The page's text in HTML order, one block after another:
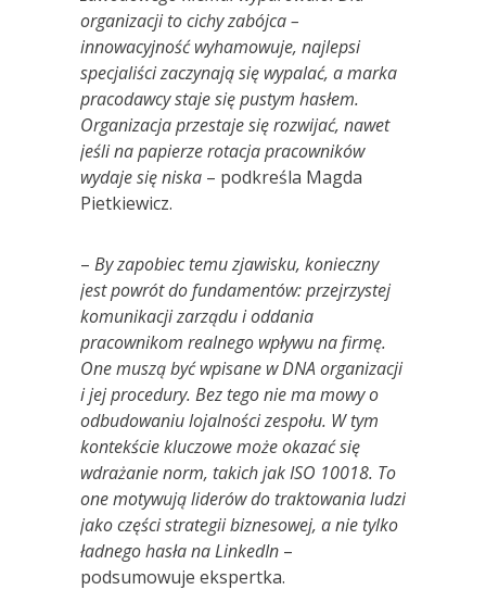
organizacji to cichy zabójca –
innowacyjność wyhamowuje, najlepsi
specjaliści zaczynają się wypalać, a marka
pracodawcy staje się pustym hasłem.
Organizacja przestaje się rozwijać, nawet
jeśli na papierze rotacja pracowników
wydaje sięniska – podkreśla Magda
Pietkiewicz.
– By zapobiec temu zjawisku, konieczny
jest powrót do fundamentów: przejrzystej
komunikacji zarządu i oddania
pracownikom realnego wpływu na firmę.
One muszą być wpisane w DNA organizacji
i jej procedury. Bez tego nie ma mowy o
odbudowaniu lojalności zespołu. W tym
kontekście kluczowe może okazać się
wdrażanie norm, takich jak ISO 10018. To
one motywująliderów do traktowania ludzi
jako części strategii biznesowej, a nie tylko
ładnego hasła na LinkedIn –
podsumowuje ekspertka.